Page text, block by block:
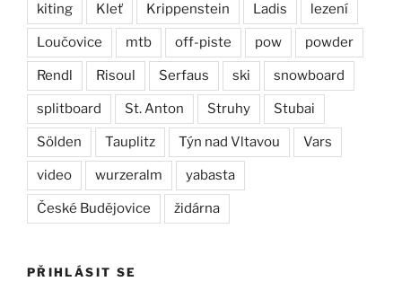
kiting Kleť Krippenstein Ladis lezení
Loučovice mtb off-piste pow powder
Rendl Risoul Serfaus ski snowboard
splitboard St. Anton Struhy Stubai
Sölden Tauplitz Týn nad Vltavou Vars
video wurzeralm yabasta
České Budějovice židárna
PŘIHLÁSIT SE